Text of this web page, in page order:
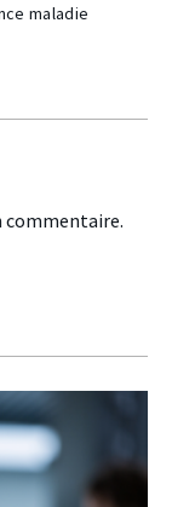
maladie
commentaire.